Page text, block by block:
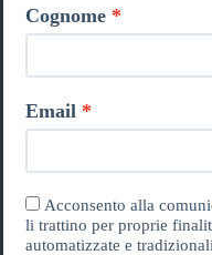
Cognome
Email
Acconsento alla
li trattino per proprie
automatizzate e